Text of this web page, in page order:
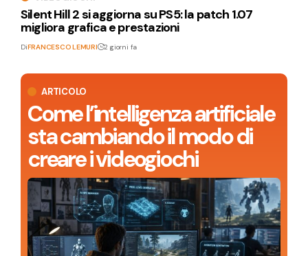
ARTICOLO
Come l’intelligenza artificiale
sta cambiando il modo di
creare i videogiochi
Silent Hill 2 si aggiorna su PS5: la patch 1.07
migliora grafica e prestazioni
DiFRANCESCO LEMURI 2 giorni fa